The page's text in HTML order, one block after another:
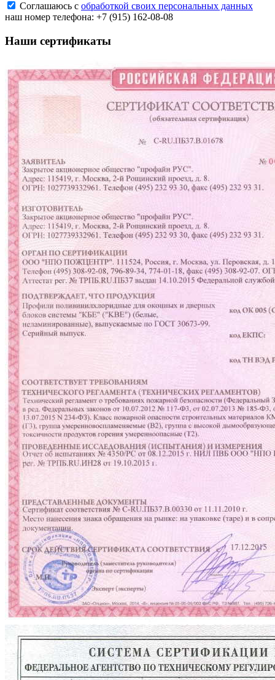
Соглашаюсь с обработкой своих персональных данных
наш номер телефона: +7 (915) 162-08-08
Наши сертификаты